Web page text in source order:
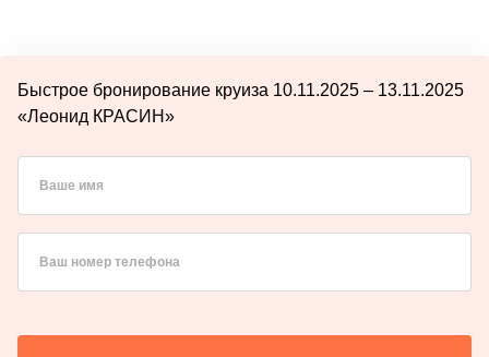
Быстрое бронирование круиза 10.11.2025 – 13.11.2025
«Леонид КРАСИН»
Ваше имя
Ваш номер телефона